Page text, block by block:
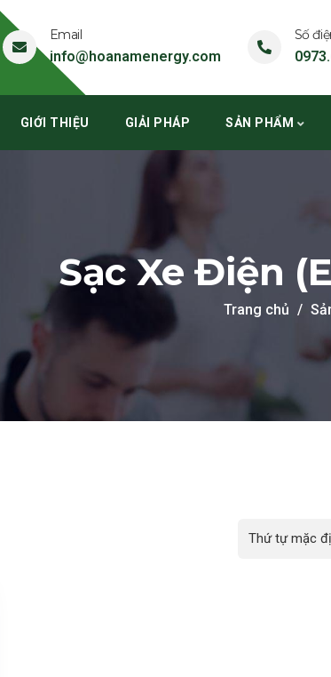
Email
info@hoanamenergy.com
Số
GIỚI THIỆU GIẢI PHÁP SẢN PHẨM
Sạc Xe Điện
Trang chủ